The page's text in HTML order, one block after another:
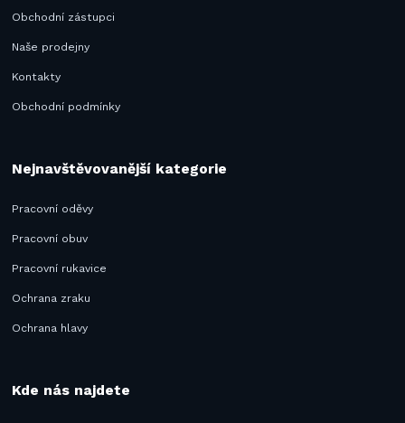
Obchodní zástupci
Naše prodejny
Kontakty
Obchodní podmínky
Nejnavštěvovanější kategorie
Pracovní oděvy
Pracovní obuv
Pracovní rukavice
Ochrana zraku
Ochrana hlavy
Kde nás najdete